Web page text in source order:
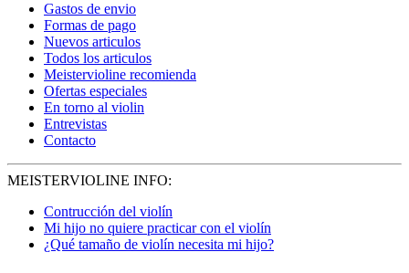
Gastos de envio
Formas de pago
Nuevos articulos
Todos los articulos
Meistervioline recomienda
Ofertas especiales
En torno al violin
Entrevistas
Contacto
MEISTERVIOLINE INFO:
Contrucción del violín
Mi hijo no quiere practicar con el violín
¿Qué tamaño de violín necesita mi hijo?